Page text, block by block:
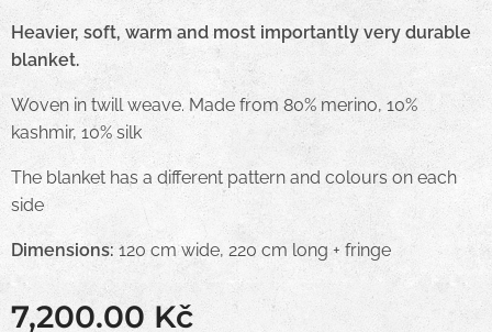
Heavier, soft, warm and most importantly very durable
blanket.
Woven in twill weave. Made from 80% merino, 10%
kashmir, 10% silk
The blanket has a different pattern and colours on each
side
Dimensions:120 cm wide, 220 cm long + fringe
7,200.00 Kč